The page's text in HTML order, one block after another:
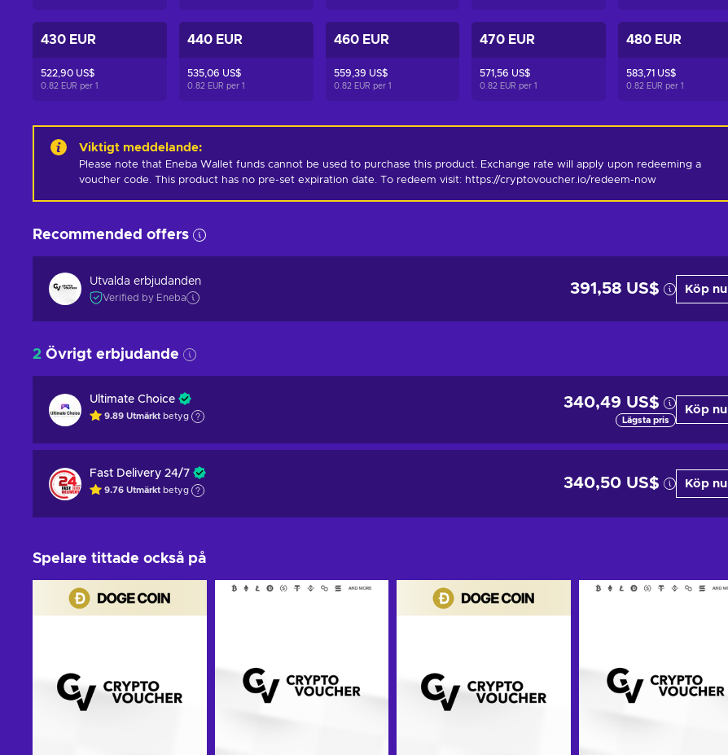
430 EUR
522,90 US$
0.82 EUR per 1
440 EUR
535,06 US$
0.82 EUR per 1
460 EUR
559,39 US$
0.82 EUR per 1
470 EUR
571,56 US$
0.82 EUR per1
480 EUR
583,71 US$
0.82 EUR per1
Viktigt meddelande:
Please note that Eneba Wallet funds cannot be used to purchase this product. Exchange rate will apply upon redeeming a
voucher code. This product has no pre-set expiration date. To redeem visit: https://cryptovoucher.io/redeem-now
Recommended offers
Utvalda erbjudanden
Verified by Eneba
391,58 US$ Köp nu
2 Övrigt erbjudande
Ultimate Choice
9.89 Utmärkt betyg
340,49 US$
Lägsta pris
Köp nu
Fast Delivery 24/7
9.76 Utmärkt betyg 340,50 US$ Köp nu
Spelare tittade också på